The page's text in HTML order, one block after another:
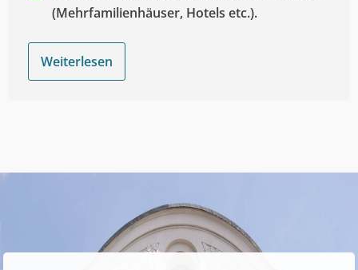
(Mehrfamilienhäuser, Hotels etc.).
Weiterlesen